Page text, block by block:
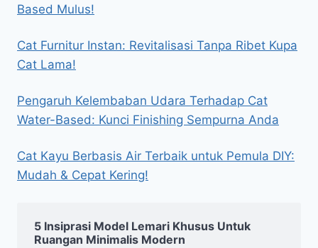
Based Mulus!
Cat Furnitur Instan: Revitalisasi Tanpa Ribet Kupa
Cat Lama!
Pengaruh Kelembaban Udara Terhadap Cat
Water-Based: Kunci Finishing Sempurna Anda
Cat Kayu Berbasis Air Terbaik untuk Pemula DIY:
Mudah & Cepat Kering!
5 Insiprasi Model Lemari Khusus Untuk
Ruangan Minimalis Modern